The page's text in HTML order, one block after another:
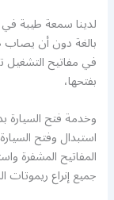
لدينا سمعة طيبة
بالغة دون أن
في مفاتيح
بفتحها،
وخدمة فتح
استبدال وفتح
المفاتيح المشفرة
جميع إنراع ريموتات